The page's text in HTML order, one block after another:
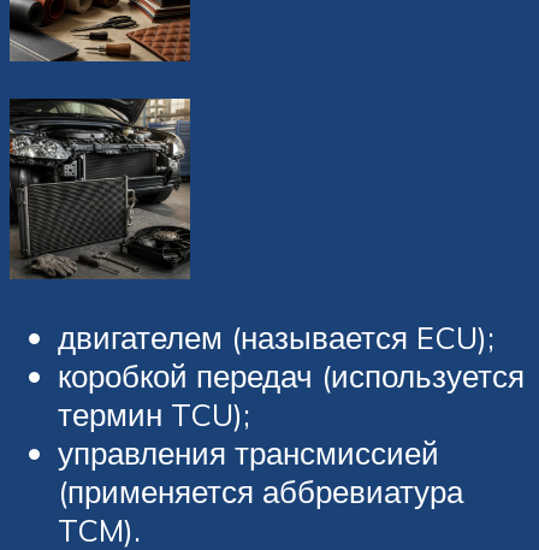
двигателем (называется ECU);
коробкой передач (используется
термин TCU);
управления трансмиссией
(применяется аббревиатура
TCM).